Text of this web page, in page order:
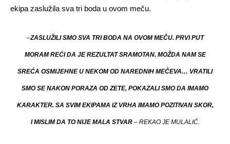
ekipa zaslužila sva tri boda u ovom meču.
–ZASLUŽILI SMO SVA TRI BODA NA OVOM MEČU. PRVI PUT
MORAM REĆI DA JE REZULTAT SRAMOTAN. MOŽDA NAM SE
SREĆA OSMIJEHNE U NEKOM OD NAREDNIH MEČEVA… VRATILI
SMO SE NAKON PORAZA OD ZETE, POKAZALI SMO DA IMAMO
KARAKTER. SA SVIM EKIPAMA IZ VRHA IMAMO POZITIVAN SKOR,
I MISLIM DA TO NIJE MALA STVAR– REKAO JE MULALIĆ.